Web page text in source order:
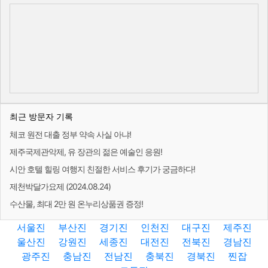
최근 방문자 기록
체코 원전 대출 정부 약속 사실 아냐!
제주국제관악제, 유 장관의 젊은 예술인 응원!
시안 호텔 힐링 여행지 친절한 서비스 후기가 궁금하다!
제천박달가요제 (2024.08.24)
수산물, 최대 2만 원 온누리상품권 증정!
서울진 부산진 경기진 인천진 대구진
제주진
울산진
강원진 세종진 대전진 전북진
경남진
광주진
충남진 전남진 충북진 경북진
찐잡